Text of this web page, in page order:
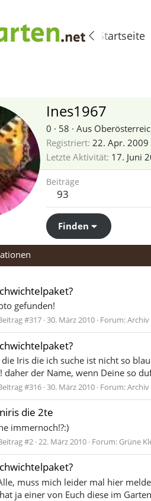
Startseite
Ines1967
0 · 58 · Aus
Registriert 22. Apr. 2009
Letzte Aktivität 17. Juni
Beiträge
93
Finden
gefunden!
#317 30. März 2010 Forum:Archiv
Iris die ich suche ist nicht so
daher der Name, wenn Deine so
#316 30. März 2010 Forum:Archiv
die 2te
immernoch!?:)
#2 22. März 2010 Forum: Grüne
muss mich leider mal hier
ja einer von Euch diese im